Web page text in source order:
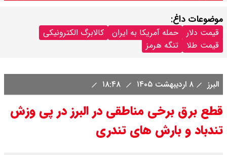
موضوعات داغ:
قیمت دلار حمله آمریکا به ایران
کالابرگ الکترونیکی
قیمت طلا
تنگه هرمز
البرز ۸ اردیبهشت ۱۴۰۵
قطع برق برخی مناطقی در البرز در پی وزش
تندباد و بارش های تندری